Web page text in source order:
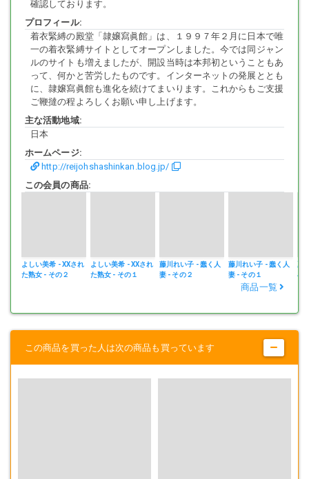
確認しております。
プロフィール:
着衣緊縛の殿堂「隷嬢寫眞館」は、１９９７年２月に日本で唯
一の着衣緊縛サイトとしてオープンしました。今では同ジャン
ルのサイトも増えましたが、開設当時は本邦初ということもあ
って、何かと苦労したものです。インターネットの発展ととも
に、隷嬢寫眞館も進化を続けてまいります。これからもご支援
ご鞭撻の程よろしくお願い申し上げます。
主な活動地域:
日本
ホームページ:
http://reijohshashinkan.blog.jp/
この会員の商品:
よしい美希 - XXされ
た熟女 - その２
よしい美希 - XXされ
た熟女 - その１
藤川れい子 - 蠢く人
妻 - その２
藤川れい子 - 蠢く人
妻 - その１
夏
小
商品一覧
この商品を買った人は次の商品も買っています